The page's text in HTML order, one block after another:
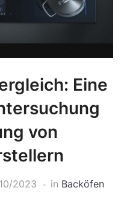
Eine
von
2023 in Backöfen